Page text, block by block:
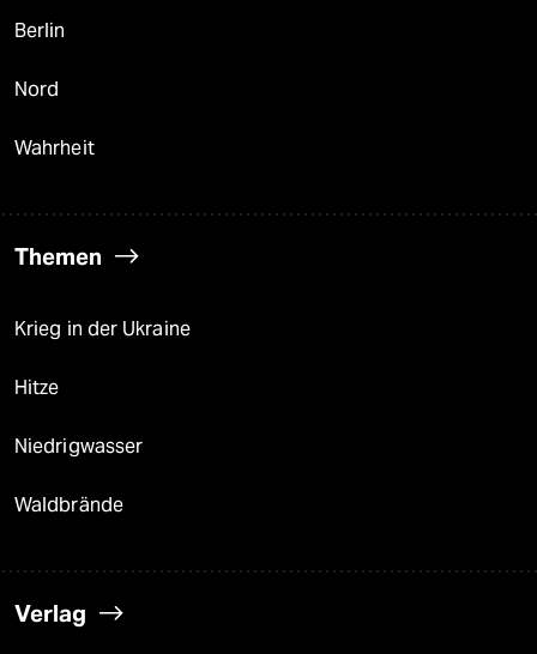
Berlin
Nord
Wahrheit
Themen
Krieg in der Ukraine
Hitze
Niedrigwasser
Waldbrände
Verlag